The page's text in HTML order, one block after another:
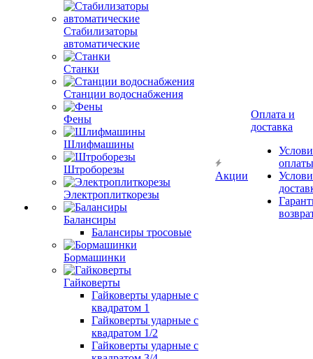
Стабилизаторы
автоматические
Станки
Станции водоснабжения
Фены
Шлифмашины
Штроборезы
Электроплиткорезы
Балансиры
Балансиры тросовые
Бормашинки
Гайковерты
Гайковерты ударные с
квадратом 1
Гайковерты ударные с
квадратом 1/2
Гайковерты ударные с
Акции
Оплата и
доставка
оплаты